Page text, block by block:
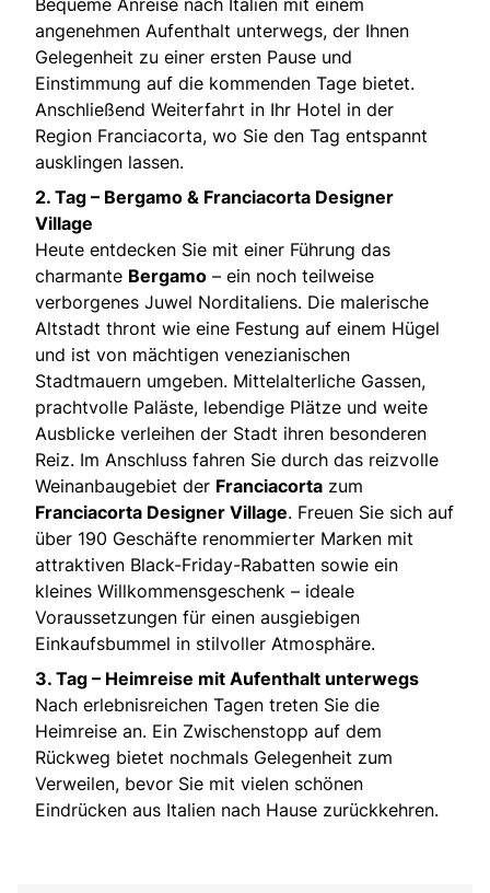
angenehmen Aufenthalt unterwegs, der Ihnen
Gelegenheit zu einer ersten Pause und
Einstimmung auf die kommenden Tage bietet.
Anschließend Weiterfahrt in Ihr Hotel in der
Region Franciacorta, wo Sie den Tag entspannt
ausklingen lassen.
2. Tag – Bergamo & Franciacorta Designer
Village
Heute entdecken Sie mit einer Führung das
charmante Bergamo – ein noch teilweise
verborgenes Juwel Norditaliens. Die malerische
Altstadt thront wie eine Festung auf einem Hügel
und ist von mächtigen venezianischen
Stadtmauern umgeben. Mittelalterliche Gassen,
prachtvolle Paläste, lebendige Plätze und weite
Ausblicke verleihen der Stadt ihren besonderen
Reiz. Im Anschluss fahren Sie durch das reizvolle
Weinanbaugebiet der Franciacorta zum
Franciacorta Designer Village. Freuen Sie sich auf
über 190 Geschäfte renommierter Marken mit
attraktiven Black-Friday-Rabatten sowie ein
kleines Willkommensgeschenk – ideale
Voraussetzungen für einen ausgiebigen
Einkaufsbummel in stilvoller Atmosphäre.
3. Tag – Heimreise mit Aufenthalt unterwegs
Nach erlebnisreichen Tagen treten Sie die
Heimreise an. Ein Zwischenstopp auf dem
Rückweg bietet nochmals Gelegenheit zum
Verweilen, bevor Sie mit vielen schönen
Eindrücken aus Italien nach Hause zurückkehren.